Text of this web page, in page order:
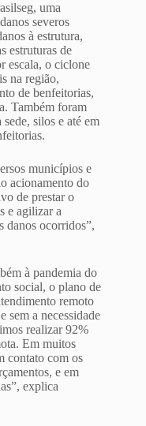
uma
severos
à estrutura,
estruturas de
escala, o ciclone
na região,
de benfeitorias,
Também foram
silos e até em
municípios e
acionamento do
de prestar o
e agilizar a
danos ocorridos”,
à pandemia do
social, o plano de
remoto
sem a necessidade
realizar 92%
Em muitos
contato com os
e em
explica